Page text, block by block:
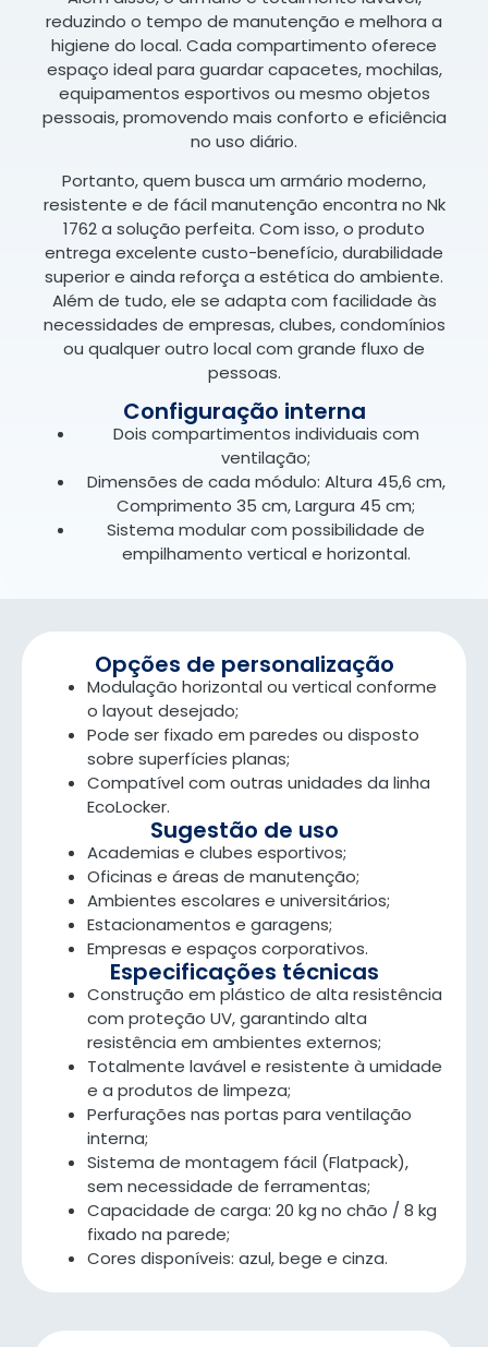
reduzindo o tempo de manutenção e melhora a
higiene do local. Cada compartimento oferece
espaço ideal para guardar capacetes, mochilas,
equipamentos esportivos ou mesmo objetos
pessoais, promovendo mais conforto e eficiência
no uso diário.
Portanto, quem busca um armário moderno,
resistente e de fácil manutenção encontra no Nk
1762 a solução perfeita. Com isso, o produto
entrega excelente custo-benefício, durabilidade
superior e ainda reforça a estética do ambiente.
Além de tudo, ele se adapta com facilidade às
necessidades de empresas, clubes, condomínios
ou qualquer outro local com grande fluxo de
pessoas.
Configuração interna
Dois compartimentos individuais com
ventilação;
Dimensões de cada módulo: Altura 45,6 cm,
Comprimento 35 cm, Largura 45 cm;
Sistema modular com possibilidade de
empilhamento vertical e horizontal.
Opções de personalização
Modulação horizontal ou vertical conforme
o layout desejado;
Pode ser fixado em paredes ou disposto
sobre superfícies planas;
Compatível com outras unidades da linha
EcoLocker.
Sugestão de uso
Academias e clubes esportivos;
Oficinas e áreas de manutenção;
Ambientes escolares e universitários;
Estacionamentos e garagens;
Empresas e espaços corporativos.
Especificações técnicas
Construção em plástico de alta resistência
com proteção UV, garantindo alta
resistência em ambientes externos;
Totalmente lavável e resistente à umidade
e a produtos de limpeza;
Perfurações nas portas para ventilação
interna;
Sistema de montagem fácil (Flatpack),
sem necessidade de ferramentas;
Capacidade de carga: 20 kg no chão / 8 kg
fixado na parede;
Cores disponíveis: azul, bege e cinza.